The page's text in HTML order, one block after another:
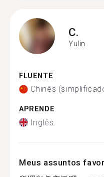
C.
Yulin
FLUENTE
Chinês
APRENDE
Inglês
Meus assuntos